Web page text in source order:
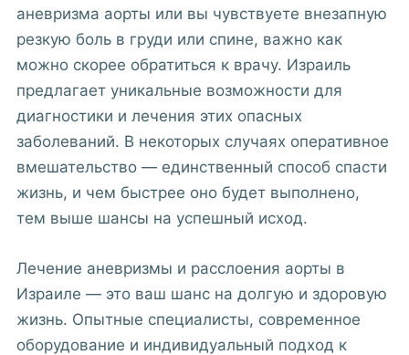
аневризма аорты или вы чувствуете внезапную
резкую боль в груди или спине, важно как
можно скорее обратиться к врачу. Израиль
предлагает уникальные возможности для
диагностики и лечения этих опасных
заболеваний. В некоторых случаях оперативное
вмешательство — единственный способ спасти
жизнь, и чем быстрее оно будет выполнено,
тем выше шансы на успешный исход.
Лечение аневризмы и расслоения аорты в
Израиле — это ваш шанс на долгую и здоровую
жизнь. Опытные специалисты, современное
оборудование и индивидуальный подход к